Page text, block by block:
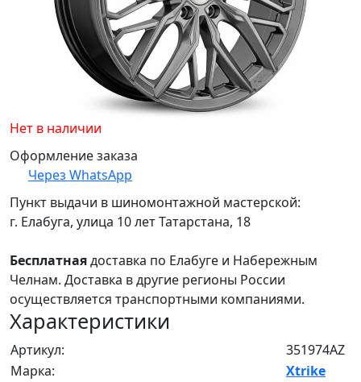
Нет в наличии
Оформление заказа
Через WhatsApp
Пункт выдачи в шиномонтажной мастерской:
г. Елабуга, улица 10 лет Татарстана, 18
Бесплатнаядоставка по Елабуге и Набережным
Челнам. Доставка в другие регионы России
осуществляется транспортными компаниями.
Характеристики
Артикул:
351974AZ
Марка:
Xtrike